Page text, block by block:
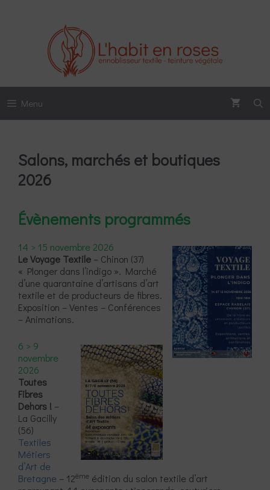
Menu
Salons, marchés et boutiques
2026
Évènements programmés
14 > 15 novembre 2026
Le Voyage Textile – Chinon (37)
« Plonger dans l’indigo ». Marché
d’une quarantaine d’artisans d’art
textile et de producteurs de fibres.
Exposition – Ventes – Conférences
– Animations.
6 > 9
novembre
2026
Toutes
Fibres
Dehors ! –
La Gacilly
(56)
Textiles
Métiers
d’Art de
Bretagne – 12ème édition du salon textile d’art